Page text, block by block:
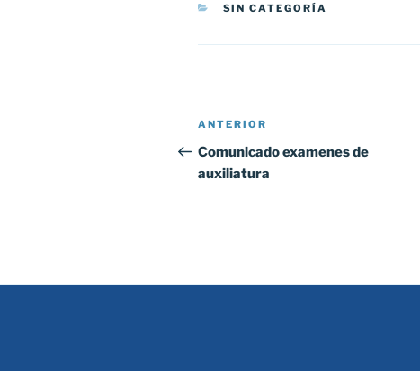
CATEGORÍAS
SIN CATEGORÍA
Navegación
de
entradas
Entrada
anterior:
ANTERIOR
Comunicado examenes de
auxiliatura